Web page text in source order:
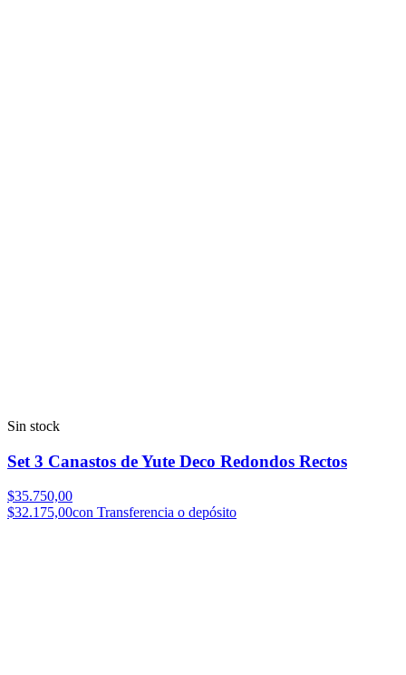
Sin stock
Set 3 Canastos de Yute Deco Redondos Rectos
$35.750,00
$32.175,00con Transferencia o depósito